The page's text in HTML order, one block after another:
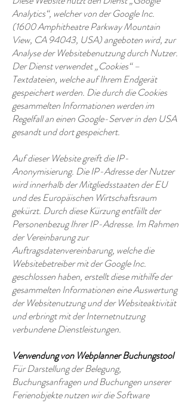
Analytics“, welcher von der Google Inc.
(1600 Amphitheatre Parkway Mountain
View, CA 94043, USA) angeboten wird, zur
Analyse der Websitebenutzung durch Nutzer.
Der Dienst verwendet „Cookies“ –
Textdateien, welche auf Ihrem Endgerät
gespeichert werden. Die durch die Cookies
gesammelten Informationen werden im
Regelfall an einen Google-Server in den USA
gesandt und dort gespeichert.
Auf dieser Website greift die IP-
Anonymisierung. Die IP-Adresse der Nutzer
wird innerhalb der Mitgliedsstaaten der EU
und des Europäischen Wirtschaftsraum
gekürzt. Durch diese Kürzung entfällt der
Personenbezug Ihrer IP-Adresse. Im Rahmen
der Vereinbarung zur
Auftragsdatenvereinbarung, welche die
Websitebetreiber mit der Google Inc.
geschlossen haben, erstellt diese mithilfe der
gesammelten Informationen eine Auswertung
der Websitenutzung und der Websiteaktivität
und erbringt mit der Internetnutzung
verbundene Dienstleistungen.
Verwendung von Webplanner Buchungstool
Für Darstellung der Belegung,
Buchungsanfragen und Buchungen unserer
Ferienobjekte nutzen wir die Software